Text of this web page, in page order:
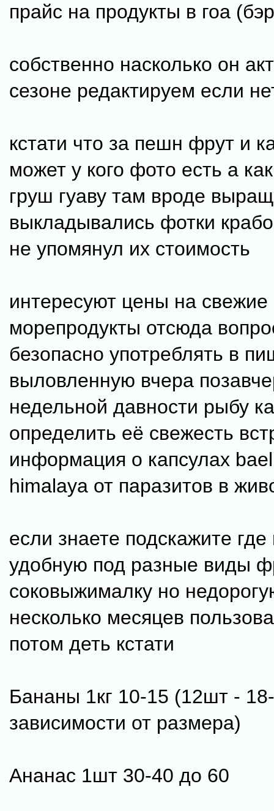
прайс на продукты в гоа
собственно насколько он
сезоне редактируем если
кстати что за пешн фрут и
может у кого фото есть а
груш гуаву там вроде
выкладывались фотки
не упомянул их стоимость
интересуют цены на свежие
морепродукты отсюда
безопасно употреблять в
выловленную вчера
недельной давности рыбу
определить её свежесть
информация о капсулах
himalaya от паразитов в
если знаете подскажите
удобную под разные виды
соковыжималку но
несколько месяцев
потом деть кстати
Бананы 1кг 10-15 (12шт -
зависимости от размера)
Ананас 1шт 30-40 до 60